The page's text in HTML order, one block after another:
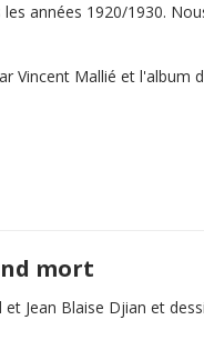
années 1920/1930.
Vincent Mallié et
mort
Jean Blaise Djian et